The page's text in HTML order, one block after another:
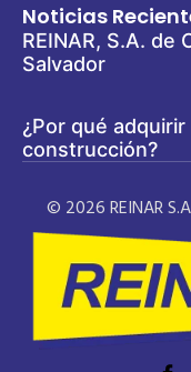
Noticias
REINAR, S.A. de
Salvador
¿Por qué
construcción?
© 2026 REINAR